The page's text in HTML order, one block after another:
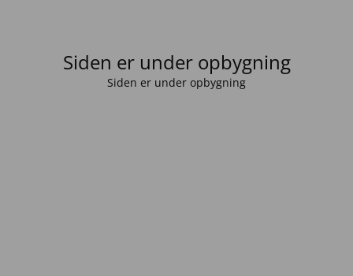
Siden er under opbygning
Siden er under opbygning